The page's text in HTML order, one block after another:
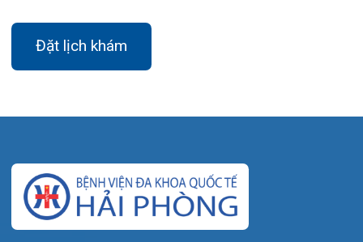
Giới thiệu
Video
Tin tức
Liên hệ